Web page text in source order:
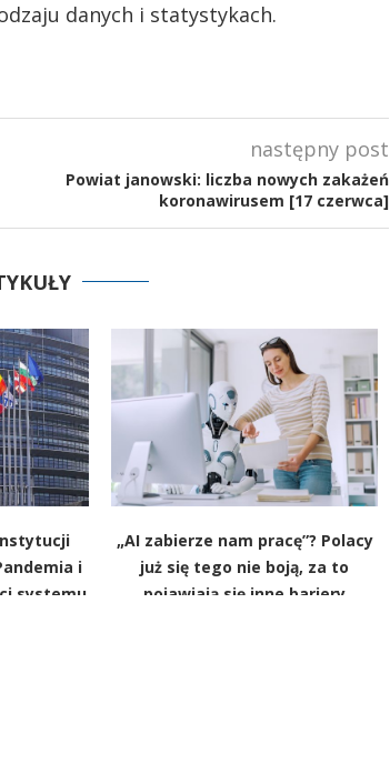
danych i statystykach.
następny post
Powiat janowski: liczba nowych zakażeń
koronawirusem [17 czerwca]
i
systemu
„AI zabierze nam pracę”? Polacy
już się tego nie boją, za to
pojawiają się inne bariery